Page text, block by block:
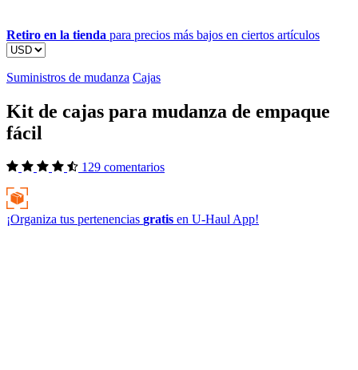
Retiro en la tienda para precios más bajos en ciertos artículos
Suministros de mudanza Cajas
Kit de cajas para mudanza de empaque
fácil
129 comentarios
¡Organiza tus pertenencias gratis en U-Haul App!